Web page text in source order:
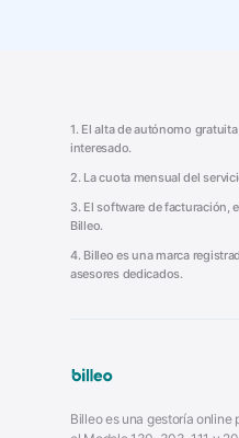
1. El alta de autónomo
interesado.
2. La cuota mensual del
3. El software de facturación,
Billeo.
4. Billeo es una marca
asesores dedicados.
Billeo es una gestoría